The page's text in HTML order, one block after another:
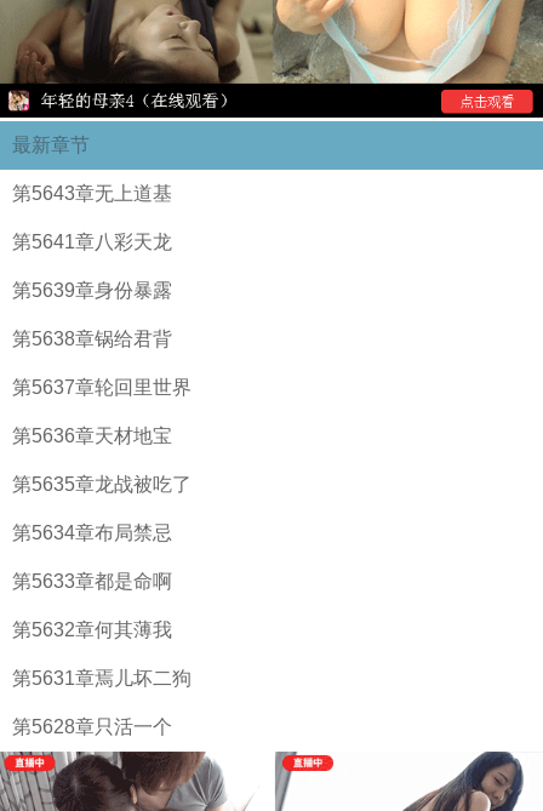
最新章节
第5643章无上道基
第5641章八彩天龙
第5639章身份暴露
第5638章锅给君背
第5637章轮回里世界
第5636章天材地宝
第5635章龙战被吃了
第5634章布局禁忌
第5633章都是命啊
第5632章何其薄我
第5631章焉儿坏二狗
第5628章只活一个